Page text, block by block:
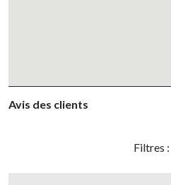
Avis des clients
Filtres :